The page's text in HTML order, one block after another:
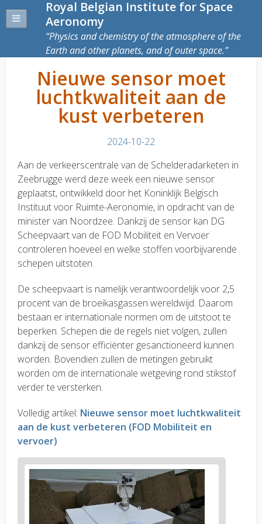
Royal Belgian Institute for Space
Aeronomy
Physics and chemistry of the atmosphere of the
Earth and other planets, and of outer space.
Nieuwe sensor moet
luchtkwaliteit aan de
kust verbeteren
2024-10-22
Aan de verkeerscentrale van de Schelderadarketen in
Zeebrugge werd deze week een nieuwe sensor
geplaatst, ontwikkeld door het Koninklijk Belgisch
Instituut voor Ruimte-Aeronomie, in opdracht van de
minister van Noordzee. Dankzij de sensor kan DG
Scheepvaart van de FOD Mobiliteit en Vervoer
controleren hoeveel en welke stoffen voorbijvarende
schepen uitstoten.
De scheepvaart is namelijk verantwoordelijk voor 2,5
procent van de broeikasgassen wereldwijd. Daarom
bestaan er internationale normen om de uitstoot te
beperken. Schepen die de regels niet volgen, zullen
dankzij de sensor efficiënter gesanctioneerd kunnen
worden. Bovendien zullen de metingen gebruikt
worden om de internationale wetgeving rond stikstof
verder te versterken.
Volledig artikel: Nieuwe sensor moet luchtkwaliteit
aan de kust verbeteren (FOD Mobiliteit en
vervoer)
News
image
1